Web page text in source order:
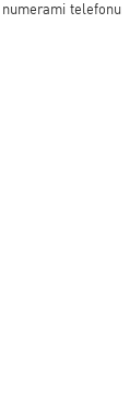
numerami telefonu